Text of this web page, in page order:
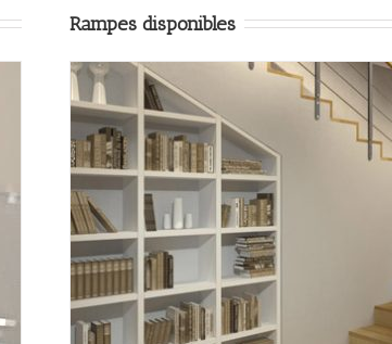
Rampes disponibles